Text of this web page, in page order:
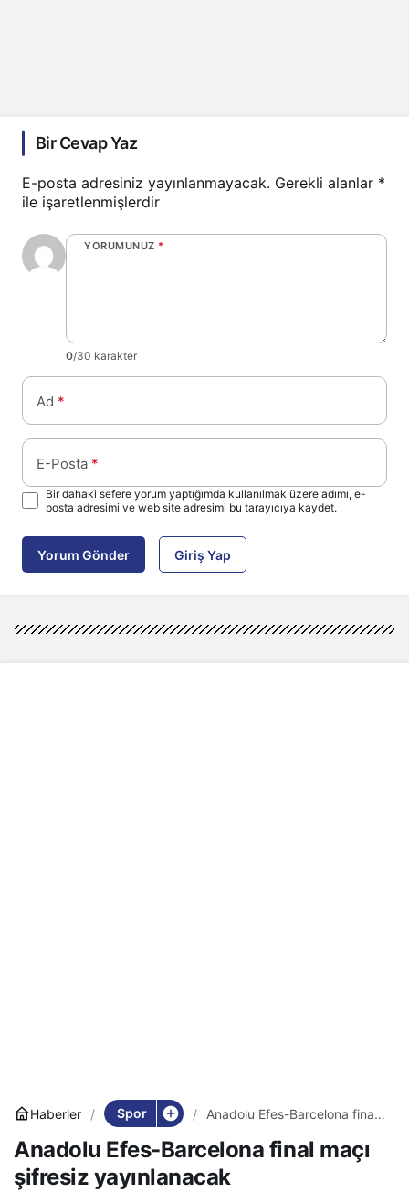
Bir Cevap Yaz
E-posta adresiniz yayınlanmayacak. Gerekli alanlar *
ile işaretlenmişlerdir
YORUMUNUZ *
0/30 karakter
Ad *
E-Posta *
Bir dahaki sefere yorum yaptığımda kullanılmak üzere adımı, e-
posta adresimi ve web site adresimi bu tarayıcıya kaydet.
Yorum Gönder Giriş Yap
Haberler Spor
Anadolu Efes-Barcelona final
Anadolu Efes-Barcelona final maçı
şifresiz yayınlanacak